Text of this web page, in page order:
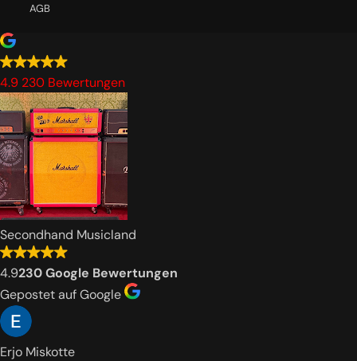
AGB
4.9 230 Bewertungen
Secondhand Musicland
4.9230 Google Bewertungen
Gepostet auf Google
Erjo Miskotte